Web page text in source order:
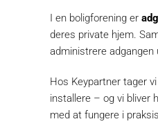
I en boligforening er
deres private hjem.
administrere
Hos Keypartner tager
installere – og vi bliver
med at fungere i